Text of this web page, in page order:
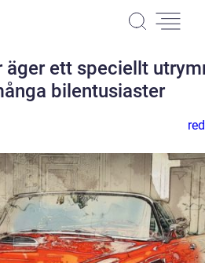
ett speciellt
bilentusiaster